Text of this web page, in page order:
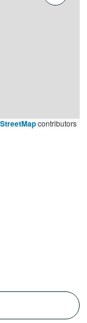
contributors